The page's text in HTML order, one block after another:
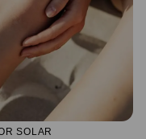
SOLAR